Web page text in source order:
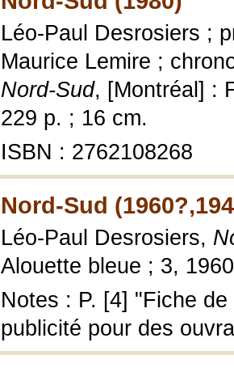
Léo-Paul Desrosiers ;
Maurice Lemire ;
Nord-Sud, [Montréal] :
229 p. ; 16 cm.
ISBN : 2762108268
Nord-Sud
Léo-Paul Desrosiers,
Alouette bleue ; 3,
Notes : P. [4] "Fiche
publicité pour des